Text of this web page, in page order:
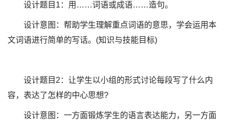
设计题目1：用……词语或成语……造句。
设计意图：帮助学生理解重点词语的意思，学会运用本
文词语进行简单的写话。(知识与技能目标)
设计题目2：让学生以小组的形式讨论每段写了什么内
容，表达了怎样的中心思想?
设计意图：一方面锻炼学生的语言表达能力，另一方面